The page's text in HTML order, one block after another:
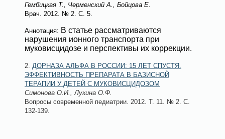
Гембицкая Т., Черменский А., Бойцова Е.
Врач . 2012. № 2 . С. 5.
Аннотация: В статье рассматриваются
нарушения ионного транспорта при
муковисцидозе и перспективы их коррекции.
2. ДОРНАЗА АЛЬФА В РОССИИ: 15 ЛЕТ СПУСТЯ.
ЭФФЕКТИВНОСТЬ ПРЕПАРАТА В БАЗИСНОЙ
ТЕРАПИИ У ДЕТЕЙ С МУКОВИСЦИДОЗОМ
Симонова О.И., Лукина О.Ф.
Вопросы современной педиатрии . 2012. Т. 11. № 2 . С.
132-139.